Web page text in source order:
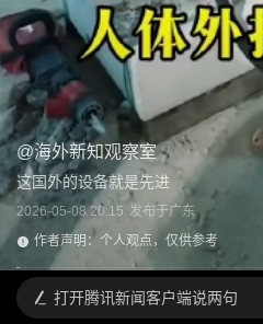
@海外新知观察室
这国外的设备就是先进
2026-05-08 20:15 发布于广东
作者声明：个人观点，仅供参考
打开腾讯新闻客户端说两句